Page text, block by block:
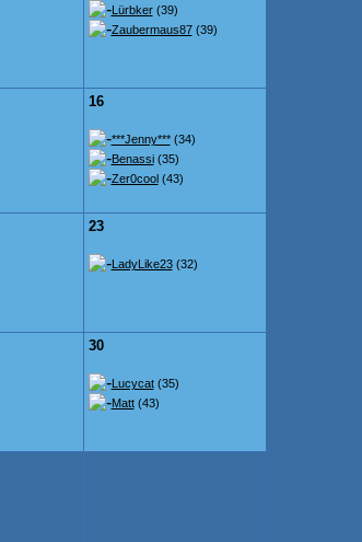
Lürbker(39)
Zaubermaus87(39)
16
***Jenny***(34)
Benassi(35)
Zer0cool(43)
23
LadyLike23(32)
30
Lucycat(35)
Matt(43)